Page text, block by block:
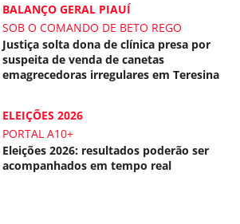
BALANÇO GERAL PIAUÍ
SOB O COMANDO DE BETO REGO
Justiça solta dona de clínica presa por
suspeita de venda de canetas
emagrecedoras irregulares em Teresina
ELEIÇÕES 2026
PORTAL A10+
Eleições 2026: resultados poderão ser
acompanhados em tempo real